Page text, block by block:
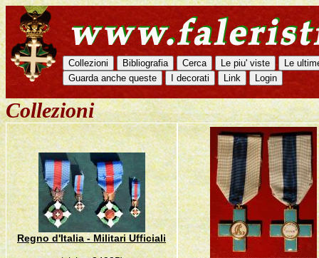
Collezioni
Regno d'Italia - Militari Ufficiali